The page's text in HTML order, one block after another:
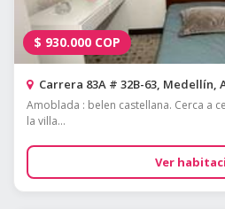
$ 930.000 COP
Carrera 83A # 32B-63, Medellín,
Amoblada : belen castellana. Cerca a
la villa...
Ver